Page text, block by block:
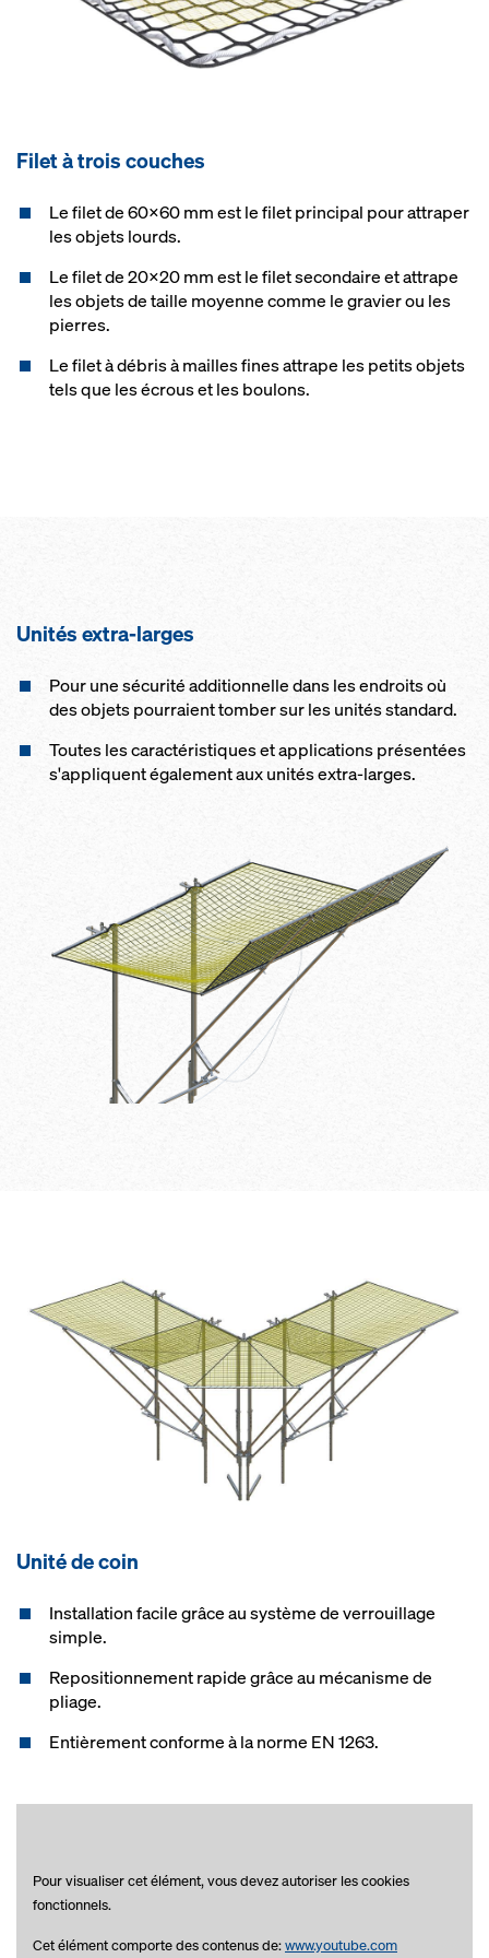
Filet à trois couches
Le filet de 60x60 mm est le filet principal pour attraper
les objets lourds.
Le filet de 20x20 mm est le filet secondaire et attrape
les objets de taille moyenne comme le gravier ou les
pierres.
Le filet à débris à mailles fines attrape les petits objets
tels que les écrous et les boulons.
Unités extra-larges
Pour une sécurité additionnelle dans les endroits où
des objets pourraient tomber sur les unités standard.
Toutes les caractéristiques et applications présentées
s'appliquent également aux unités extra-larges.
Unité de coin
Installation facile grâce au système de verrouillage
simple.
Repositionnement rapide grâce au mécanisme de
pliage.
Entièrement conforme à la norme EN 1263.
Pour visualiser cet élément, vous devez autoriser les cookies
fonctionnels.
Cet élément comporte des contenus de:www.youtube.com